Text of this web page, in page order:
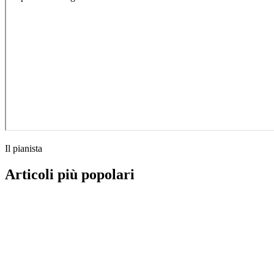
Il pianista
Articoli più popolari